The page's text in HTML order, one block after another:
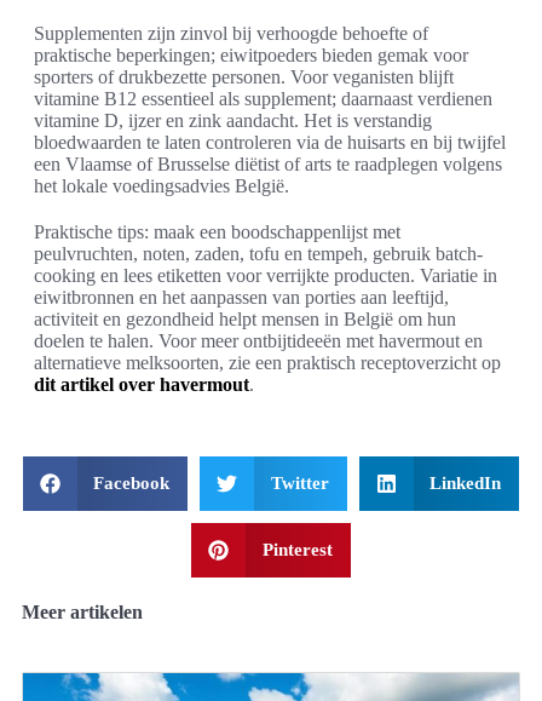
Supplementen zijn zinvol bij verhoogde behoefte of
praktische beperkingen; eiwitpoeders bieden gemak voor
sporters of drukbezette personen. Voor veganisten blijft
vitamine B12 essentieel als supplement; daarnaast verdienen
vitamine D, ijzer en zink aandacht. Het is verstandig
bloedwaarden te laten controleren via de huisarts en bij twijfel
een Vlaamse of Brusselse diëtist of arts te raadplegen volgens
het lokale voedingsadvies België.
Praktische tips: maak een boodschappenlijst met
peulvruchten, noten, zaden, tofu en tempeh, gebruik batch-
cooking en lees etiketten voor verrijkte producten. Variatie in
eiwitbronnen en het aanpassen van porties aan leeftijd,
activiteit en gezondheid helpt mensen in België om hun
doelen te halen. Voor meer ontbijtideeën met havermout en
alternatieve melksoorten, zie een praktisch receptoverzicht op
dit artikel over havermout.
Facebook Twitter LinkedIn
Pinterest
Meer artikelen